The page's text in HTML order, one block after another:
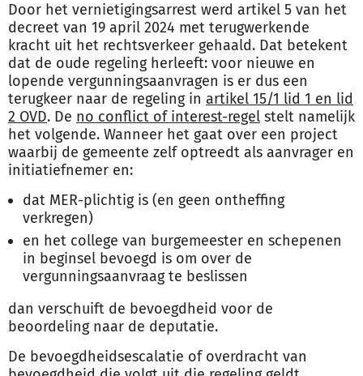
Door het vernietigingsarrest werd artikel 5 van het
decreet van 19 april 2024 met terugwerkende
kracht uit het rechtsverkeer gehaald. Dat betekent
dat de oude regeling herleeft: voor nieuwe en
lopende vergunningsaanvragen is er dus een
terugkeer naar de regeling in artikel 15/1 lid 1 en lid
2 OVD. De no conflict of interest-regel stelt namelijk
het volgende. Wanneer het gaat over een project
waarbij de gemeente zelf optreedt als aanvrager en
initiatiefnemer en:
dat MER-plichtig is (en geen ontheffing
verkregen)
en het college van burgemeester en schepenen
in beginsel bevoegd is om over de
vergunningsaanvraag te beslissen
dan verschuift de bevoegdheid voor de
beoordeling naar de deputatie.
De bevoegdheidsescalatie of overdracht van